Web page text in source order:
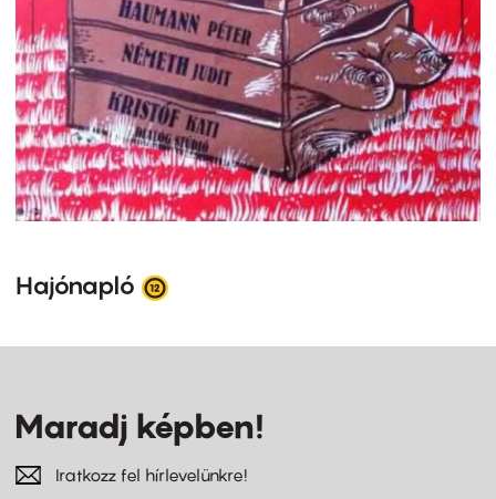
Hajónapló
Maradj képben!
Iratkozz fel hírlevelünkre!